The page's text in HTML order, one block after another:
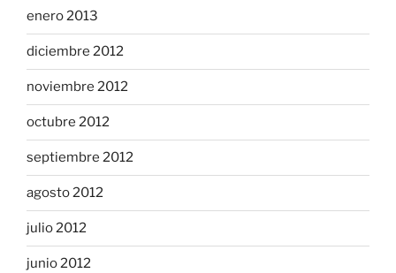
enero 2013
diciembre 2012
noviembre 2012
octubre 2012
septiembre 2012
agosto 2012
julio 2012
junio 2012